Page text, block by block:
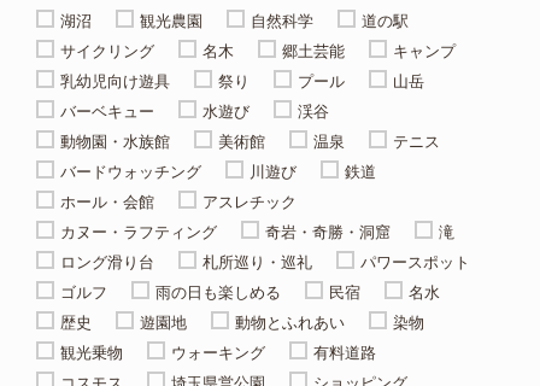
湖沼
観光農園 自然科学
道の駅
サイクリング
名木 郷土芸能
キャンプ
乳幼児向け遊具
祭り プール
山岳
バーベキュー
水遊び
渓谷
動物園・水族館
美術館 温泉
テニス
バードウォッチング
川遊び
鉄道
ホール・会館
アスレチック
カヌー・ラフティング
奇岩・奇勝・洞窟
滝
ロング滑り台
札所巡り・巡礼
パワースポット
ゴルフ
雨の日も楽しめる 民宿
名水
歴史
遊園地 動物とふれあい
染物
観光乗物
ウォーキング
有料道路
コスモス
埼玉県営公園
ショッピング